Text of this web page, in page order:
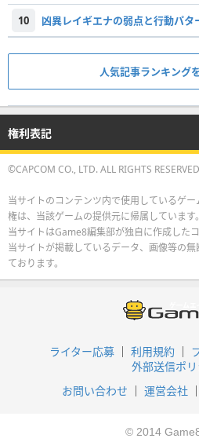
10 凶異レイギエナの弱点と行動パタ
人気記事ランキング
権利表記
©CAPCOM CO., LTD. ALL RIGHTS
当サイトのコンテンツ内で使用しているゲ
権は、当該ゲームの提供元に帰属しています。
当サイトはGame8編集部が独自に作成した
当サイトが掲載しているデータ、画像等の
ております。
ライター応募 利用規約
外部送信ポ
お問い合わせ
運営会社
© 2014